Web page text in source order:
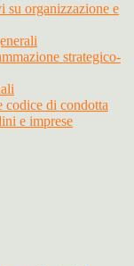
su organizzazione e
strategico-
codice di condotta
e imprese